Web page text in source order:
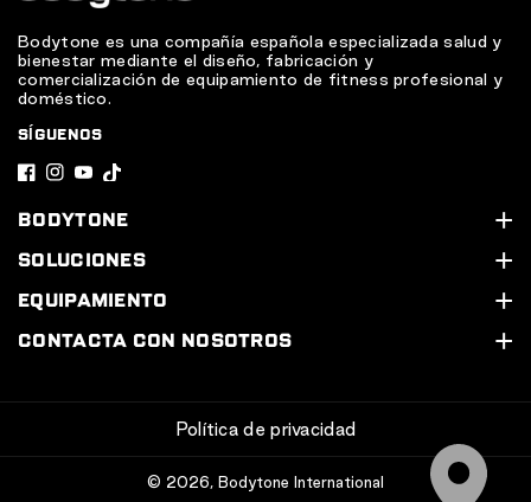
Bodytone es una compañía española especializada salud y
bienestar mediante el diseño, fabricación y
comercialización de equipamiento de fitness profesional y
doméstico.
SÍGUENOS
F
a
c
o
I
n
s
g
m
o
u
b
T
i
k
k
BODYTONE
Quiénes somos
Soporte Técnico
Contacta con nosotros
SOLUCIONES
Nuestros servicios
Equipa tu gimnasio
Soluciones por sector
EQUIPAMIENTO
Línea Cardio
Línea Crossover
CONTACTA CON NOSOTROS
968 20 53 83
Política de privacidad
© 2026, Bodytone International